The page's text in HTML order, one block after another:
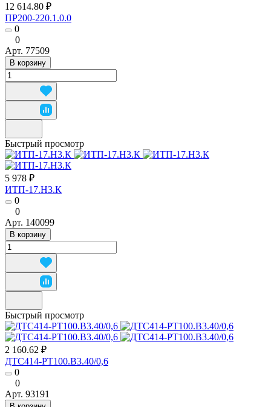
12 614.80 ₽
ПР200-220.1.0.0
0
0
Арт. 77509
В корзину
Быстрый просмотр
5 978 ₽
ИТП-17.Н3.К
0
0
Арт. 140099
В корзину
Быстрый просмотр
2 160.62 ₽
ДТС414-РТ100.В3.40/0,6
0
0
Арт. 93191